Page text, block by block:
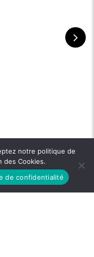
notre politique de
des Cookies.
de confidentialité